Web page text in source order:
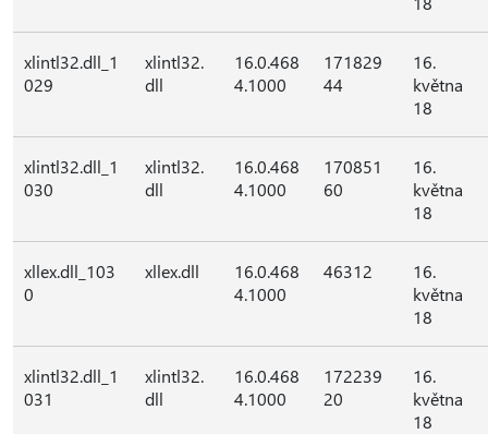
xlintl32.dll_1
029
xlintl32.
dll
16.0.468
4.1000
171829
44
16.
května
18
xlintl32.dll_1
030
xlintl32.
dll
16.0.468
4.1000
170851
60
16.
května
18
xllex.dll_103
0
xllex.dll
16.0.468
4.1000
46312
16.
května
18
xlintl32.dll_1
031
xlintl32.
dll
16.0.468
4.1000
172239
20
16.
května
18